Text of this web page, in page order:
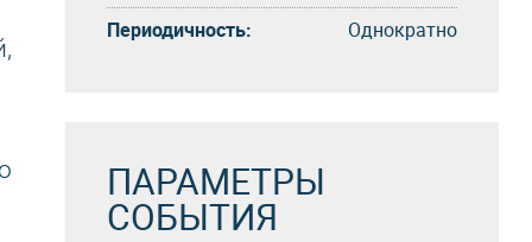
Периодичность:
Однократно
ПАРАМЕТРЫ
СОБЫТИЯ